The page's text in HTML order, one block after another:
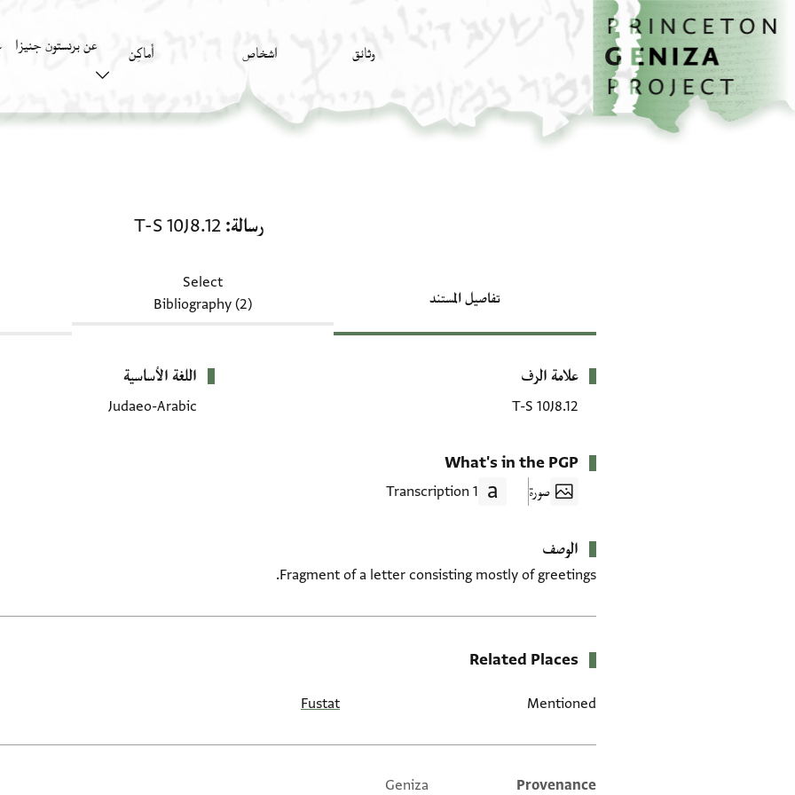
تخطي إلى المحتوى الرئيسي
الصفحة الرئيسية
وثائق اشخاص أَماكِن عن برنستون جنيزا
رسالة T-S 10J8.12
تفاصيل المستند
Select
Bibliography (2)
بيانات التعريف
علامة الرف
T-S 10J8.12
اللغة الأساسية
Judaeo-Arabic
What's in the PGP
صورة 1 Transcription
الوصف
Fragment of a letter consisting mostly of greetings.
Related Places
Mentioned
Fustat
Provenance
Geniza